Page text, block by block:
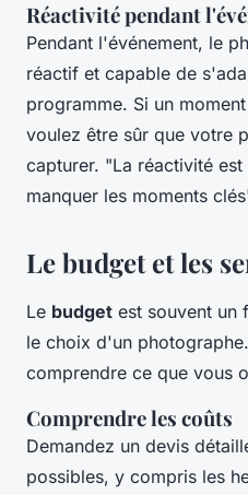
Réactivité pendant
Pendant l'événement, le
réactif et capable de
programme. Si un
voulez être sûr que votre
capturer. "La réactivité
manquer les moments
Le budget et les
Le budget est souvent un
le choix d'un
comprendre ce que vous
Comprendre les coûts
Demandez un devis
possibles, y compris les